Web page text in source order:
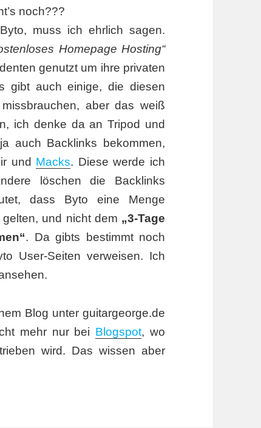
noch???
muss ich ehrlich sagen.
Homepage Hosting“
genutzt um ihre privaten
gibt auch einige, die diesen
aber das weiß
ich denke da an Tripod und
auch Backlinks bekommen,
und Macks. Diese werde ich
löschen die Backlinks
dass Byto eine Menge
und nicht dem „3-Tage
. Da gibts bestimmt noch
User-Seiten verweisen. Ich
Blog unter guitargeorge.de
mehr nur bei Blogspot, wo
wird. Das wissen aber